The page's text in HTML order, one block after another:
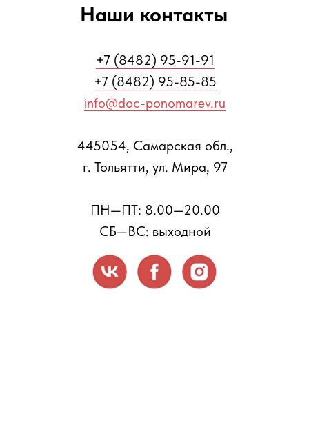
+7 (8482) 95-91-91
+7 (8482) 95-85-85
info@doc-ponomarev.ru
445054, Самарская обл.,
г. Тольятти, ул. Мира, 97
ПН—ПТ: 8.00—20.00
СБ—ВС: выходной
Наши контакты